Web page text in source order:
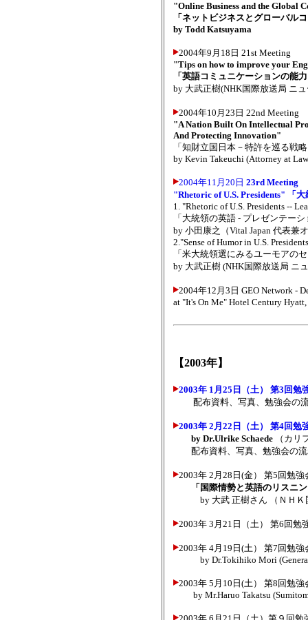
"Online Business and the Global
「ネットビジネスとグローバル
by Todd Katsuyama
2004年9月18日 21st Meeting
"Tips on how to improve your
「英語コミュニケーションの能
by 大武正樹(NHK国際放送局 ニ
2004年10月23日 22nd Meeting
"A Nation Built On Intellectual
And Protecting Innovation"
「知財立国日本－特許を巡る戦
by Kevin Takeuchi (Attorney at
2004年11月20日 23rd Meeting
"Rhetoric of U.S. Presidents" 「
1. "Rhetoric of U.S. Presidents --
「大統領の英語 - プレゼンテー
by 小田康之（Vital Japan 代表兼
2."Sense of Humor in U.S.
「米大統領選にみるユーモアの
by 大武正樹 (NHK国際放送局 ニ
2004年12月3日 GEO Network -
at "It's On Me" Hotel Century
【2003年】
2003年 1月25日（土） 第3回
配布資料、写真、勉強会の流
2003年 2月22日（土） 第4回勉
by Dr.Ulrike Schaede （カリ
配布資料、写真、勉強会の流
2003年 2月28日(金） 第5回勉
「国際情勢と英語のリスニン
by 大武 正樹さん （ＮＨ
2003年 3月21日（土） 第6回勉
2003年 4月19日(土） 第7回勉強
by Dr.Tokihiko Mori (General
2003年 5月10日(土） 第8回勉
by Mr.Haruo Takatsu